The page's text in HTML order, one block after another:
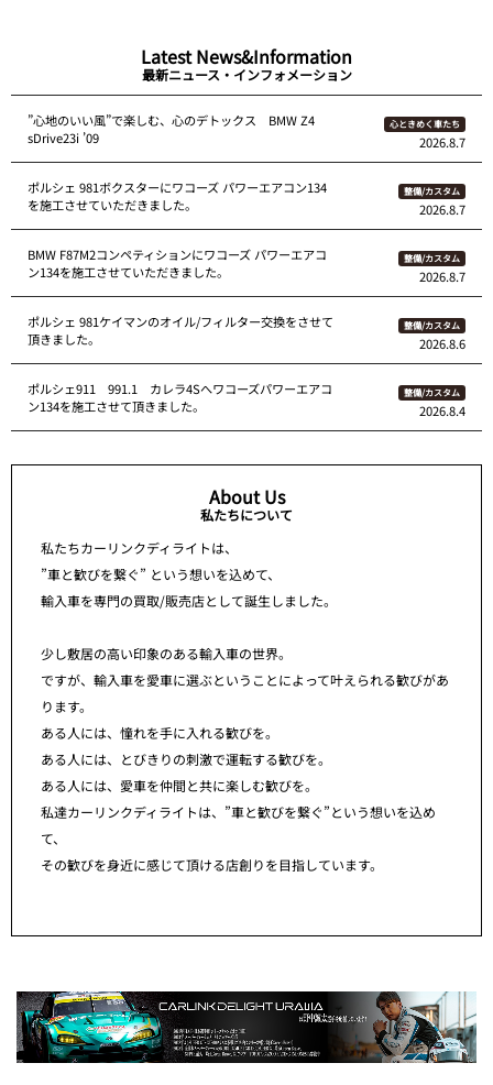
Latest News&Information
最新ニュース・インフォメーション
”心地のいい風”で楽しむ、心のデトックス BMW Z4
sDrive23i ’09
心ときめく車たち
2026.8.7
ポルシェ 981ボクスターにワコーズ パワーエアコン134
を施工させていただきました。
整備/カスタム
2026.8.7
BMW F87M2コンペティションにワコーズ パワーエアコ
ン134を施工させていただきました。
整備/カスタム
2026.8.7
ポルシェ 981ケイマンのオイル/フィルター交換をさせて
頂きました。
整備/カスタム
2026.8.6
ポルシェ911 991.1 カレラ4Sへワコーズパワーエアコ
ン134を施工させて頂きました。
整備/カスタム
2026.8.4
About Us
私たちについて
私たちカーリンクディライトは、
”車と歓びを繋ぐ” という想いを込めて、
輸入車を専門の買取/販売店として誕生しました。
少し敷居の高い印象のある輸入車の世界。
ですが、輸入車を愛車に選ぶということによって叶えられる歓びがあ
ります。
ある人には、憧れを手に入れる歓びを。
ある人には、とびきりの刺激で運転する歓びを。
ある人には、愛車を仲間と共に楽しむ歓びを。
私達カーリンクディライトは、”車と歓びを繋ぐ”という想いを込め
て、
その歓びを身近に感じて頂ける店創りを目指しています。